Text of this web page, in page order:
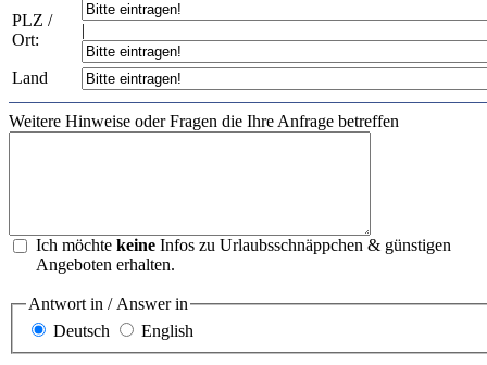
PLZ /
Ort:
|
Land
Weitere Hinweise oder Fragen die Ihre Anfrage betreffen
Ich möchte keine Infos zu Urlaubsschnäppchen & günstigen
Angeboten erhalten.
Antwort in / Answer in
Deutsch
English